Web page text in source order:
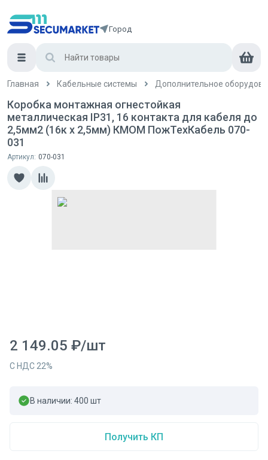
Город
Главная Кабельные системы Дополнительное
Коробка монтажная огнестойкая
металлическая IP31, 16 контакта для кабеля до
2,5мм2 (16к х 2,5мм) КМОМ ПожТехКабель 070-
031
Артикул: 070-031
2 149.05 ₽/шт
С НДС 22%
В наличии: 400 шт
Получить КП